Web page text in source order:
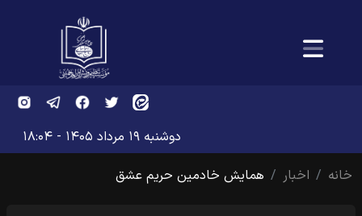
دوشنبه ۱۹ مرداد ۱۴۰۵ - ۱۸:۰۴
خانه
اخبار همایش خادمین حریم عشق